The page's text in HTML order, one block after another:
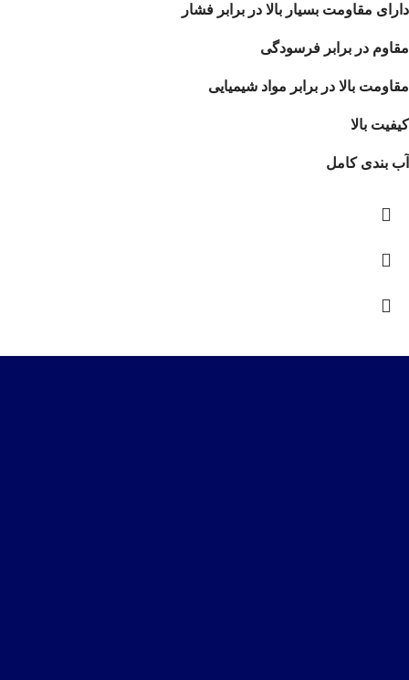
دارای مقاومت بسیار بالا در برابر فشار
مقاوم در برابر فرسودگی
مقاومت بالا در برابر مواد شیمیایی
کیفیت بالا
آب بندی کامل